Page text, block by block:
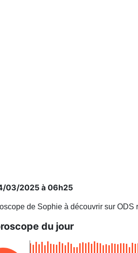
03/2025 à 06h25
de Sophie à découvrir sur
du jour